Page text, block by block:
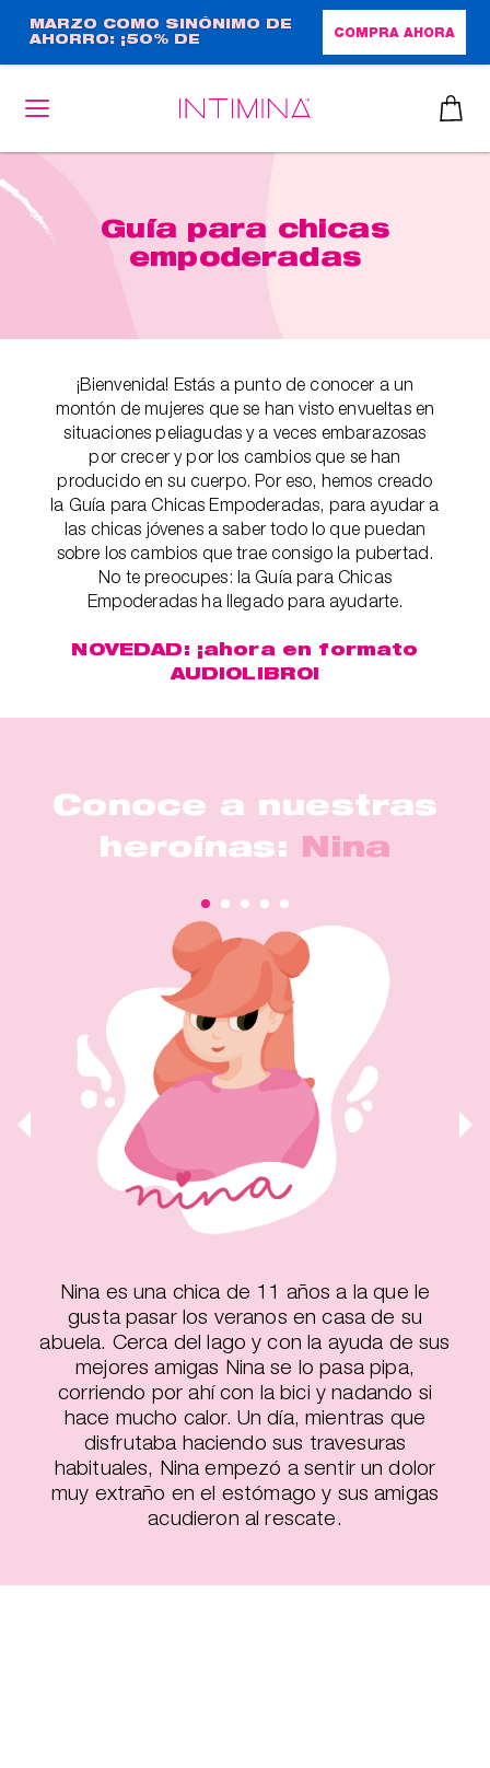
contenido
principal
MARZO COMO SINÓNIMO DE
AHORRO: ¡50% DE
TAMAÑO NORMAL!
COMPRA AHORA
Guía para chicas
empoderadas
¡Bienvenida! Estás a punto de conocer a un
montón de mujeres que se han visto envueltas en
situaciones peliagudas y a veces embarazosas
por crecer y por los cambios que se han
producido en su cuerpo. Por eso, hemos creado
la Guía para Chicas Empoderadas, para ayudar a
las chicas jóvenes a saber todo lo que puedan
sobre los cambios que trae consigo la pubertad.
No te preocupes: la Guía para Chicas
Empoderadas ha llegado para ayudarte.
NOVEDAD: ¡ahora en formato
AUDIOLIBRO!
Conoce a nuestras
heroínas: Nina
Nina es una chica de 11 años a la que le
gusta pasar los veranos en casa de su
abuela. Cerca del lago y con la ayuda de sus
mejores amigas Nina se lo pasa pipa,
corriendo por ahí con la bici y nadando si
hace mucho calor. Un día, mientras que
disfrutaba haciendo sus travesuras
habituales, Nina empezó a sentir un dolor
muy extraño en el estómago y sus amigas
acudieron al rescate.